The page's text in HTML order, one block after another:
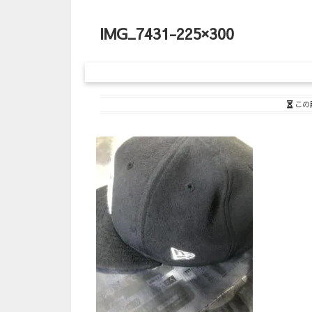
IMG_7431-225×300
この